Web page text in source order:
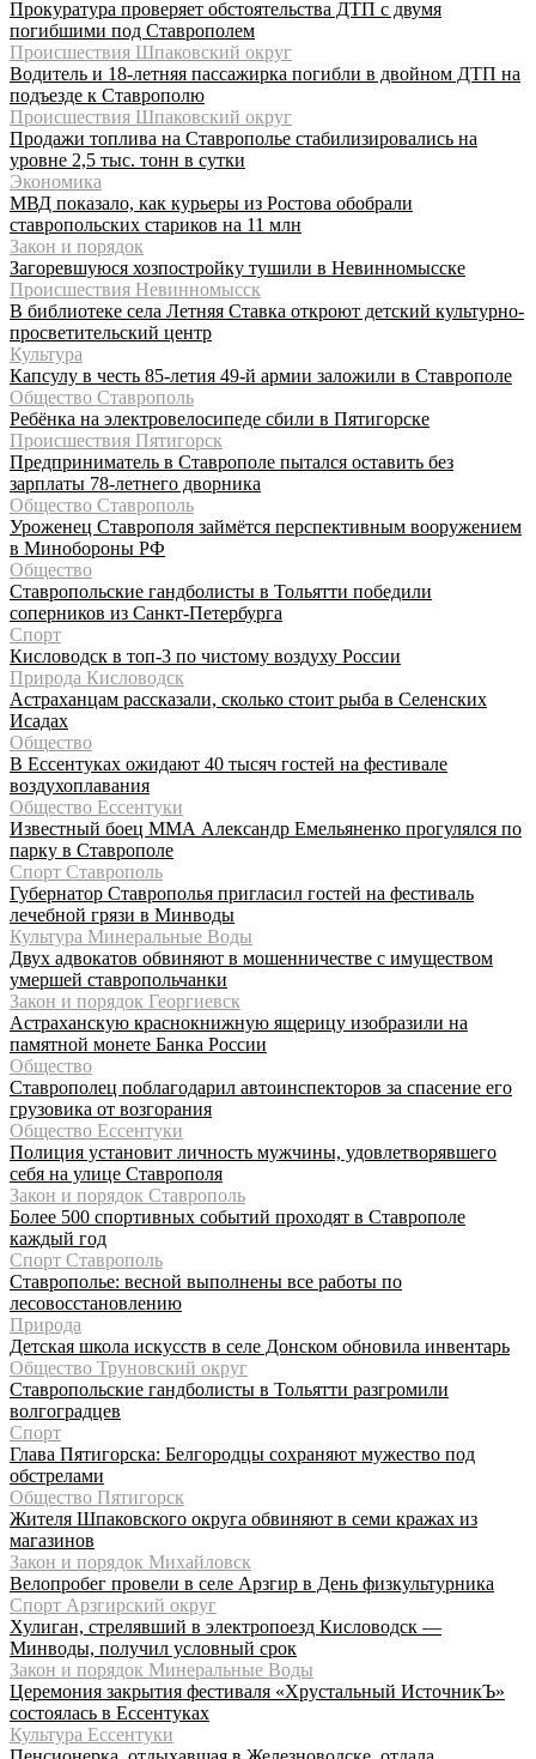
Прокуратура проверяет обстоятельства ДТП с двумя
погибшими под Ставрополем
Происшествия Шпаковский округ
Водитель и 18-летняя пассажирка погибли в двойном ДТП на
подъезде к Ставрополю
Происшествия Шпаковский округ
Продажи топлива на Ставрополье стабилизировались на
уровне 2,5 тыс. тонн в сутки
Экономика
МВД показало, как курьеры из Ростова обобрали
ставропольских стариков на 11 млн
Закон и порядок
Загоревшуюся хозпостройку тушили в Невинномысске
Происшествия Невинномысск
В библиотеке села Летняя Ставка откроют детский культурно-
просветительский центр
Культура
Капсулу в честь 85-летия 49-й армии заложили в Ставрополе
Общество Ставрополь
Ребёнка на электровелосипеде сбили в Пятигорске
Происшествия Пятигорск
Предприниматель в Ставрополе пытался оставить без
зарплаты 78-летнего дворника
Общество Ставрополь
Уроженец Ставрополя займётся перспективным вооружением
в Минобороны РФ
Общество
Ставропольские гандболисты в Тольятти победили
соперников из Санкт-Петербурга
Спорт
Кисловодск в топ-3 по чистому воздуху России
Природа Кисловодск
Астраханцам рассказали, сколько стоит рыба в Селенских
Исадах
Общество
В Ессентуках ожидают 40 тысяч гостей на фестивале
воздухоплавания
Общество Ессентуки
Известный боец ММА Александр Емельяненко прогулялся по
парку в Ставрополе
Спорт Ставрополь
Губернатор Ставрополья пригласил гостей на фестиваль
лечебной грязи в Минводы
Культура Минеральные Воды
Двух адвокатов обвиняют в мошенничестве с имуществом
умершей ставропольчанки
Закон и порядок Георгиевск
Астраханскую краснокнижную ящерицу изобразили на
памятной монете Банка России
Общество
Ставрополец поблагодарил автоинспекторов за спасение его
грузовика от возгорания
Общество Ессентуки
Полиция установит личность мужчины, удовлетворявшего
себя на улице Ставрополя
Закон и порядок Ставрополь
Более 500 спортивных событий проходят в Ставрополе
каждый год
Спорт Ставрополь
Ставрополье: весной выполнены все работы по
лесовосстановлению
Природа
Детская школа искусств в селе Донском обновила инвентарь
Общество Труновский округ
Ставропольские гандболисты в Тольятти разгромили
волгоградцев
Спорт
Глава Пятигорска: Белгородцы сохраняют мужество под
обстрелами
Общество Пятигорск
Жителя Шпаковского округа обвиняют в семи кражах из
магазинов
Закон и порядок Михайловск
Велопробег провели в селе Арзгир в День физкультурника
Спорт Арзгирский округ
Хулиган, стрелявший в электропоезд Кисловодск —
Минводы, получил условный срок
Закон и порядок Минеральные Воды
Церемония закрытия фестиваля «Хрустальный ИсточникЪ»
состоялась в Ессентуках
Культура Ессентуки